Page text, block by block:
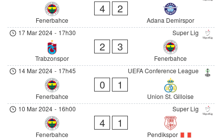
Fenerbahce
4 2
Adana Demirspor
Super Lig
17 Mar 2024 - 17h30
Trabzonspor
2 3
Fenerbahce
UEFA Conference League
14 Mar 2024 - 17h45
Fenerbahce
0 1
Union St. Gilloise
Super Lig
10 Mar 2024 - 16h00
Fenerbahce
4 1
Pendikspor